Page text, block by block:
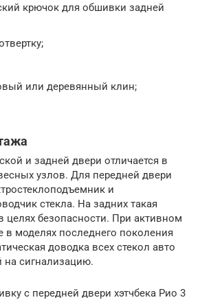
крючок для обшивки задней
или деревянный клин;
и задней двери отличается в
узлов. Для передней двери
и
стекла. На задних такая
целях безопасности. При активном
в моделях последнего поколения
доводка всех стекол авто
на сигнализацию.
с передней двери хэтчбека Рио 3